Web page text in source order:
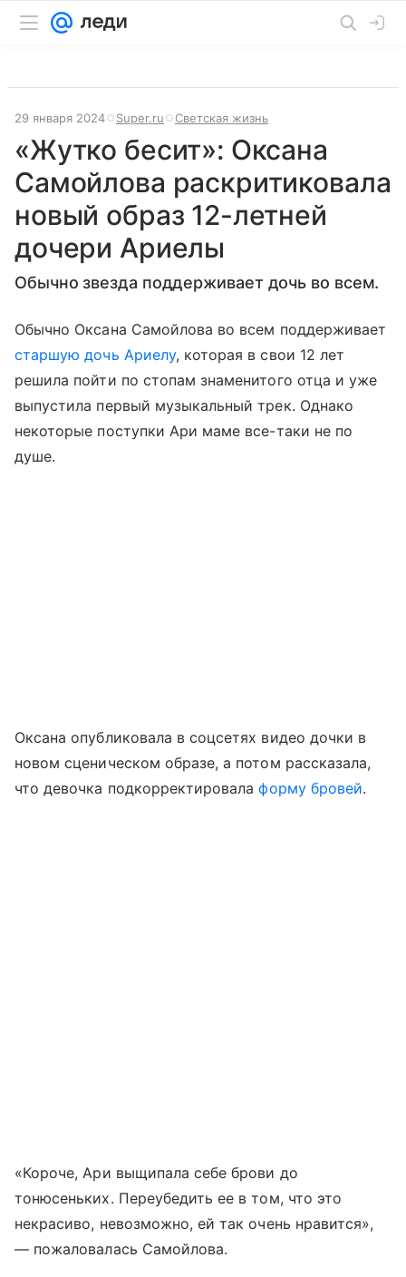
29 января 2024 Super.ru Светская жизнь
«Жутко бесит»: Оксана
Самойлова раскритиковала
новый образ 12-летней
дочери Ариелы
Обычно звезда поддерживает дочь во всем.
Обычно Оксана Самойлова во всем поддерживает
старшую дочь Ариелу, которая в свои 12 лет
решила пойти по стопам знаменитого отца и уже
выпустила первый музыкальный трек. Однако
некоторые поступки Ари маме все-таки не по
душе.
Оксана опубликовала в соцсетях видео дочки в
новом сценическом образе, а потом рассказала,
что девочка подкорректировалаформу бровей.
«Короче, Ари выщипала себе брови до
тонюсеньких. Переубедить ее в том, что это
некрасиво, невозможно, ей так очень нравится»,
— пожаловалась Самойлова.